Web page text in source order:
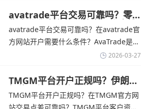
险管理工具。通过TMGM官网交易资讯了
解，金价周四回落，受​美元走强和油价上
涨，使通胀担忧保持不变‌对加息的持续预
avatrade平台交易可靠吗？零
售企业称中东地区冲突正推高成
本avatrade官网
avatrade平台交易可靠吗？在avatrade官
方网站开户需要什么条件？‌‌‌AvaTrade是一
个在交易优势和可靠性两方面都非常均衡
在学习和探索中成长的新手交易者。通过
avatrade官网交易资讯了解，零售企业警
告称，中东地区的冲突正在推高成本，如
2026-03-27
TMGM平台开户正规吗？伊朗仍
拒绝与美国直接谈判-TMGM官
网
TMGM平台开户正规吗？在TMGM官方网